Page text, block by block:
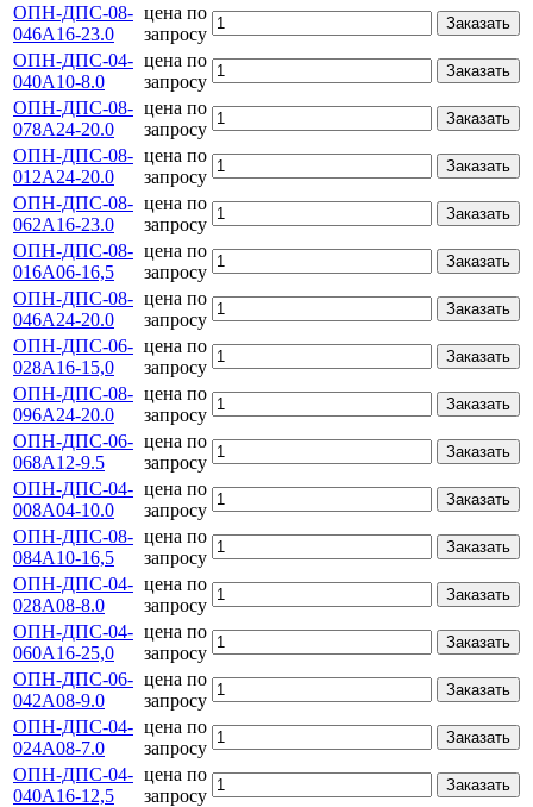
ОПН-ДПС-08-
046А16-23.0
цена по
запросу
Заказать
ОПН-ДПС-04-
040А10-8.0
цена по
запросу
Заказать
ОПН-ДПС-08-
078А24-20.0
цена по
запросу
Заказать
ОПН-ДПС-08-
012А24-20.0
цена по
запросу
Заказать
ОПН-ДПС-08-
062А16-23.0
цена по
запросу
Заказать
ОПН-ДПС-08-
016А06-16,5
цена по
запросу
Заказать
ОПН-ДПС-08-
046А24-20.0
цена по
запросу
Заказать
ОПН-ДПС-06-
028А16-15,0
цена по
запросу
Заказать
ОПН-ДПС-08-
096А24-20.0
цена по
запросу
Заказать
ОПН-ДПС-06-
068А12-9.5
цена по
запросу
Заказать
ОПН-ДПС-04-
008А04-10.0
цена по
запросу
Заказать
ОПН-ДПС-08-
084А10-16,5
цена по
запросу
Заказать
ОПН-ДПС-04-
028А08-8.0
цена по
запросу
Заказать
ОПН-ДПС-04-
060А16-25,0
цена по
запросу
Заказать
ОПН-ДПС-06-
042А08-9.0
цена по
запросу
Заказать
ОПН-ДПС-04-
024А08-7.0
цена по
запросу
Заказать
ОПН-ДПС-04-
040А16-12,5
цена по
запросу
Заказать